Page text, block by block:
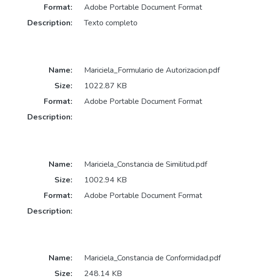
Format:
Adobe Portable Document Format
Description:
Texto completo
Name:
Mariciela_Formulario de Autorizacion.pdf
Size:
1022.87 KB
Format:
Adobe Portable Document Format
Description:
Name:
Mariciela_Constancia de Similitud.pdf
Size:
1002.94 KB
Format:
Adobe Portable Document Format
Description:
Name:
Mariciela_Constancia de Conformidad.pdf
Size:
248.14 KB